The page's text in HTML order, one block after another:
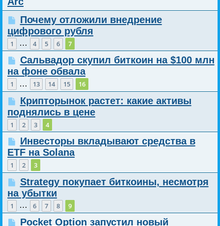
Почему отложили внедрение
цифрового рубля
1 … 4 5 6 7
Сальвадор скупил биткоин на $100 млн
на фоне обвала
1 … 13 14 15 16
Крипторынок растет: какие активы
поднялись в цене
1 2 3 4
Инвесторы вкладывают средства в
ETF на Solana
1 2 3
Strategy покупает биткоины, несмотря
на убытки
1 … 6 7 8 9
Pocket Option запустил новый